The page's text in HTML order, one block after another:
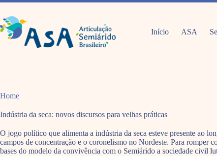
Pular
o
conteúdo
Início ASA
Home
Indústria da seca: novos discursos para velhas práticas
O jogo político que alimenta a indústria da seca esteve presente ao
campos de concentração e o coronelismo no Nordeste. Para romper
bases do modelo da convivência com o Semiárido a sociedade civil